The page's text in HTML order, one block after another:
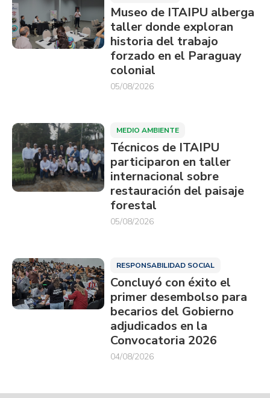
Museo de ITAIPU alberga
taller donde exploran
historia del trabajo
forzado en el Paraguay
colonial
05/08/2026
MEDIO AMBIENTE
Técnicos de ITAIPU
participaron en taller
internacional sobre
restauración del paisaje
forestal
05/08/2026
RESPONSABILIDAD SOCIAL
Concluyó con éxito el
primer desembolso para
becarios del Gobierno
adjudicados en la
Convocatoria 2026
04/08/2026